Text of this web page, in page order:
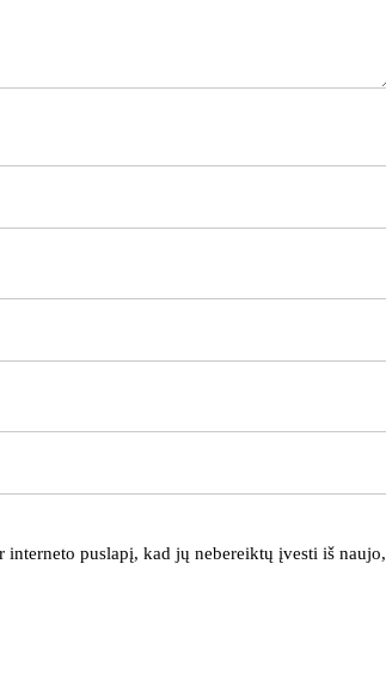
interneto puslapį, kad jų nebereiktų įvesti iš naujo,